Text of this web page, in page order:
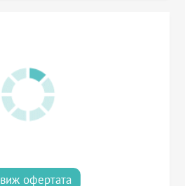
виж офертата